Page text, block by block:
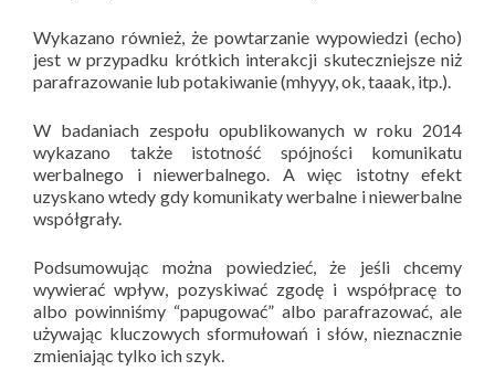
Wykazano również, że powtarzanie wypowiedzi (echo)
jest w przypadku krótkich interakcji skuteczniejsze niż
parafrazowanie lub potakiwanie (mhyyy, ok, taaak, itp.).
W badaniach zespołu opublikowanych w roku 2014
wykazano także istotność spójności komunikatu
werbalnego i niewerbalnego. A więc istotny efekt
uzyskano wtedy gdy komunikaty werbalne i niewerbalne
współgrały.
Podsumowując można powiedzieć, że jeśli chcemy
wywierać wpływ, pozyskiwać zgodę i współpracę to
albo powinniśmy “papugować” albo parafrazować, ale
używając kluczowych sformułowań i słów, nieznacznie
zmieniając tylko ich szyk.